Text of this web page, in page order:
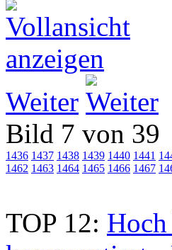
Weiter
Bild 7 von 39
1436 1437 1438 1439 1440 1441
1462 1463 1464 1465 1466 1467
TOP 12: